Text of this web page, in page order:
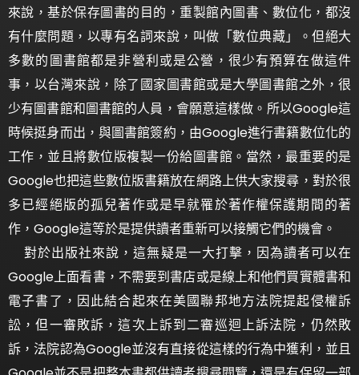
來說，基於保存圖書的目的，重製館內圖書、數位化，都沒
有什麼問題，以專有名詞來說，叫做「數位典藏」。但絕大
多數的圖書館都是非營利或是公營，很少有預算在做這件
事，以台灣來說，除了國家圖書館或是大學圖書館之外，很
少有圖書館和圖書館的人員，會願意這樣做。所以Google這
時候挺身而出，與圖書館簽約，由Google進行書籍數位化的
工作，並且將數位版複製一份給圖書館。當然，最重要的是
Google也把這些數位版書籍放在網路上供大家搜尋，對於很
多已經絕版的孤兒著作或是早就罹於著作權保護期間的著
作，Google這等於是提供讀者重新可以接觸它們的機會。
對於出版社來說，這無疑是一大打擊，因為讀者可以在
Google上面看書，不需要到書店或是線上和他們買實體書和
電子書了，因此結合起來在美國聯邦地方法院提起侵權訴
訟，但一審敗訴，這次上訴到二審巡迴上訴法院，仍然敗
訴，法院認為Google並沒有直接從這樣的行為中獲利，並且